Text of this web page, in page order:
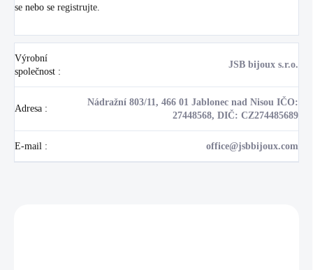
se nebo se registrujte
Výrobní
společnost :
JSB bijoux s.r.o.
Adresa :
Nádražní 803/11, 466 01 Jablonec nad Nisou IČO:
27448568, DIČ: CZ274485689
E-mail : office@jsbbijoux.com